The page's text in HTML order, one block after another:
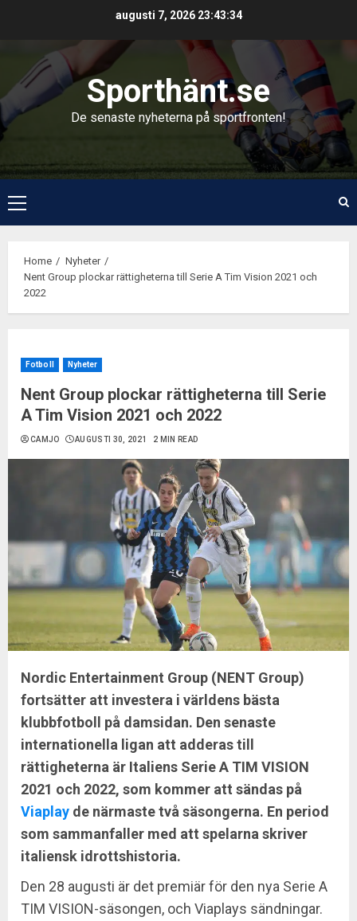
augusti 7, 2026 23:43:35
Sporthänt.se
De senaste nyheterna på sportfronten!
Primary
Menu
Home
Nyheter
Nent Group plockar rättigheterna till Serie A Tim Vision 2021 och
2022
Fotboll Nyheter
Nent Group plockar rättigheterna till Serie
A Tim Vision 2021 och 2022
CAMJO AUGUSTI 30, 2021 2 MIN READ
Nordic Entertainment Group (NENT Group)
fortsätter att investera i världens bästa
klubbfotboll på damsidan. Den senaste
internationella ligan att adderas till
rättigheterna är Italiens Serie A TIM VISION
2021 och 2022, som kommer att sändas på
Viaplay de närmaste två säsongerna. En period
som sammanfaller med att spelarna skriver
italiensk idrottshistoria.
Den 28 augusti är det premiär för den nya Serie A
TIM VISION-säsongen, och Viaplays sändningar.